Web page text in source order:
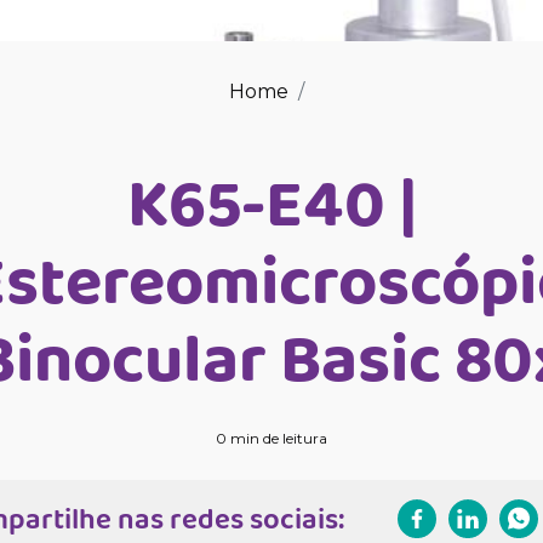
Home
K65-E40 |
Basic
0 min de leitura
nas redes sociais: